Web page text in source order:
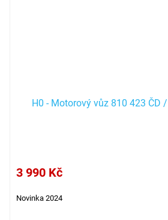
H0 - Motorový vůz 810 423 ČD
3 990 Kč
Novinka 2024